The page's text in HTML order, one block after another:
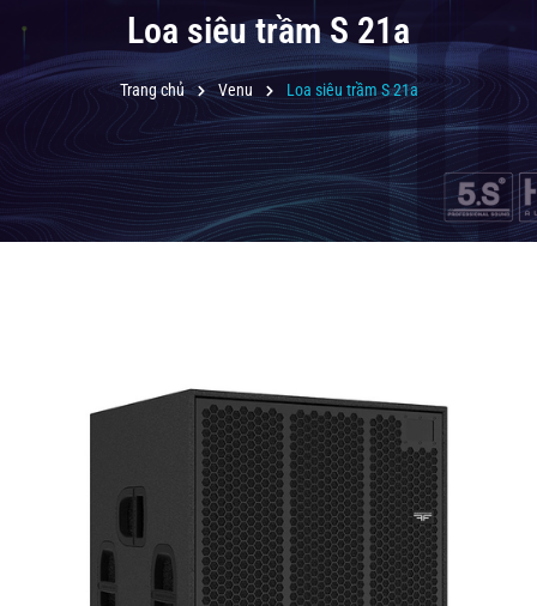
Loa siêu trầm S 21a
Trang chủ Venu Loa siêu trầm S 21a